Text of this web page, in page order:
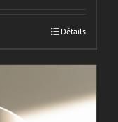
Détails